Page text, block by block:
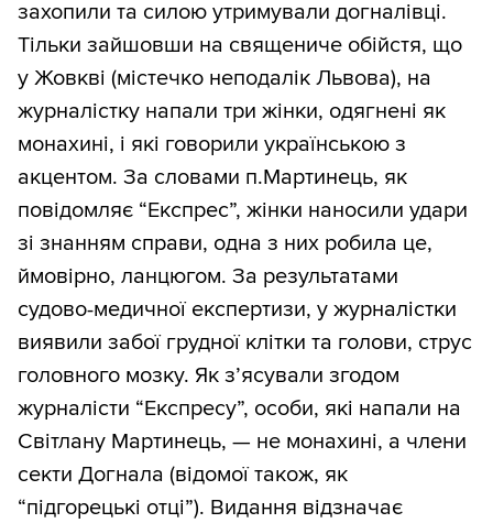
захопили та силою утримували догналівці.
Тільки зайшовши на священиче обійстя, що
у Жовкві (містечко неподалік Львова), на
журналістку напали три жінки, одягнені як
монахині, і які говорили українською з
акцентом. За словами п.Мартинець, як
повідомляє “Експрес”, жінки наносили удари
зі знанням справи, одна з них робила це,
ймовірно, ланцюгом. За результатами
судово-медичної експертизи, у журналістки
виявили забої грудної клітки та голови, струс
головного мозку. Як з’ясували згодом
журналісти “Експресу”, особи, які напали на
Світлану Мартинець, — не монахині, а члени
секти Догнала (відомої також, як
“підгорецькі отці”). Видання відзначає